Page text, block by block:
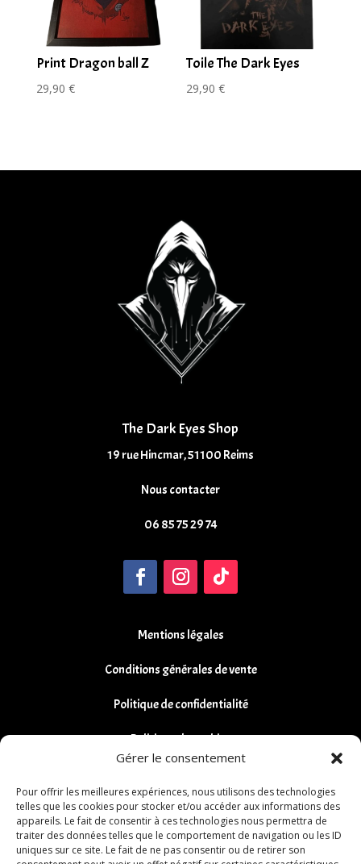
Gérer le consentement
Pour offrir les meilleures expériences, nous utilisons des technologies
telles que les cookies pour stocker et/ou accéder aux informations des
appareils. Le fait de consentir à ces technologies nous permettra de
traiter des données telles que le comportement de navigation ou les ID
uniques sur ce site. Le fait de ne pas consentir ou de retirer son
Print Dragon ball Z
29,90 €
Toile The Dark Eyes
29,90€
The Dark Eyes Shop
19 rue Hincmar, 51100 Reims
Nous contacter
06 85 75 29 74
Mentions légales
Conditions générales de vente
Politique de confidentialité
Politique de cookies